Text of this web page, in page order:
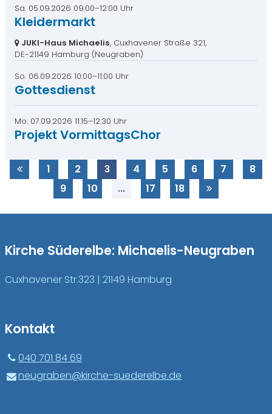
Sa. 05.09.2026 09:00–12:00 Uhr
Kleidermarkt
JUKI-Haus Michaelis, Cuxhavener Straße 321,
DE-21149 Hamburg (Neugraben)
So. 06.09.2026 10:00–11:00 Uhr
Gottesdienst
Mo. 07.09.2026 11:15–12:30 Uhr
Projekt VormittagsChor
1 2 3 4 5 6 7
8
9
10 ... 17 18
Kirche Süderelbe: Michaelis-Neugraben
Cuxhavener Str.323 | 21149 Hamburg
Kontakt
040 701 84 69
neugraben@​kirche-suederelbe.​de